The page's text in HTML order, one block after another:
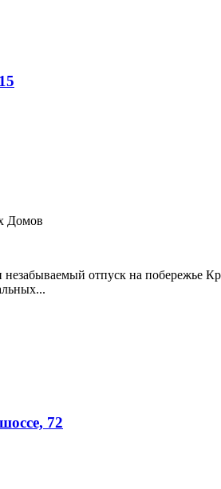
Домов
незабываемый отпуск на побережье
72